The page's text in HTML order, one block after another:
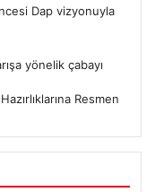
Dap vizyonuyla
yönelik çabayı
Resmen